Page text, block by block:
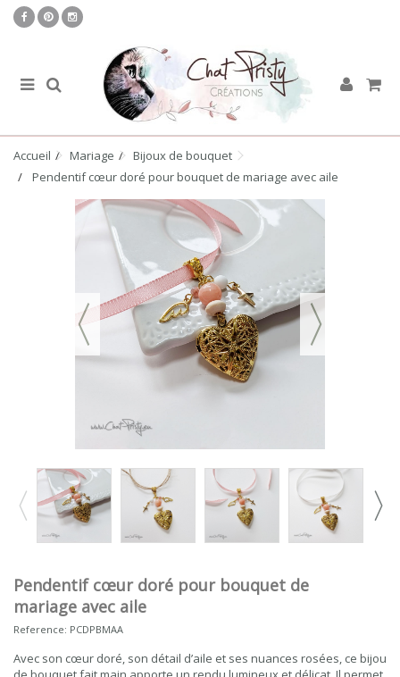
Accueil Mariage
Bijoux de bouquet
Pendentif cœur doré pour bouquet de mariage avec aile
Pendentif cœur doré pour bouquet de
mariage avec aile
Reference: PCDPBMAA
Avec son cœur doré, son détail d’aile et ses nuances rosées, ce bijou